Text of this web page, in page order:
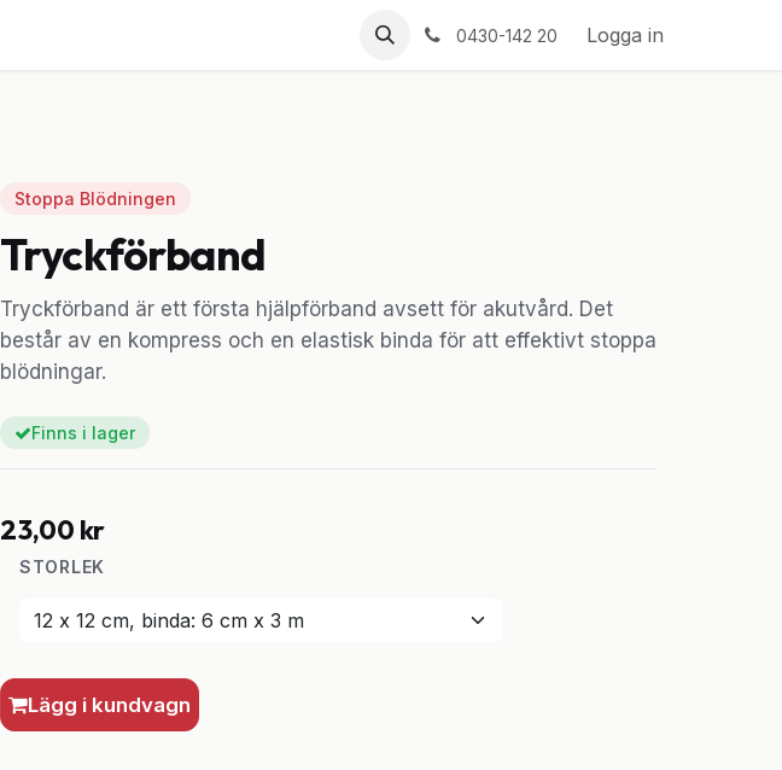
0430-142 20 Logga in
Stoppa Blödningen
Tryckförband
Tryckförband är ett första hjälpförband avsett för akutvård. Det
består av en kompress och en elastisk binda för att effektivt stoppa
blödningar.
Finns i lager
23,00 kr
STORLEK
Lägg i kundvagn